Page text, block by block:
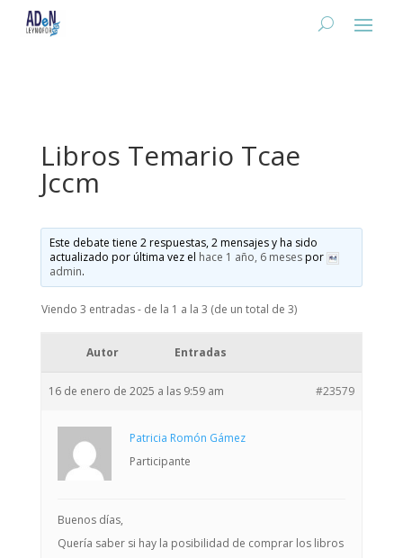
Libros Temario Tcae
Jccm
Este debate tiene 2 respuestas, 2 mensajes y ha sido
actualizado por última vez el hace 1 año, 6 mesespor
admin.
Viendo 3 entradas - de la 1 a la 3 (de un total de 3)
Autor Entradas
16 de enero de 2025 a las 9:59 am #23579
Patricia Romón Gámez
Participante
Buenos días,
Quería saber si hay la posibilidad de comprar los libros